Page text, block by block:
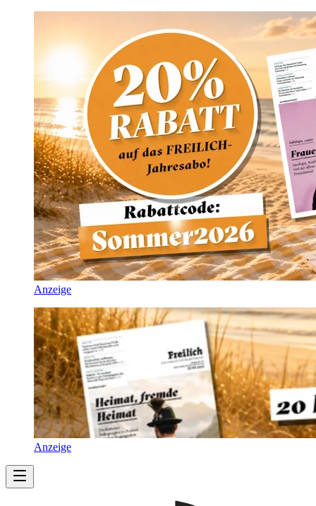
Anzeige
Anzeige